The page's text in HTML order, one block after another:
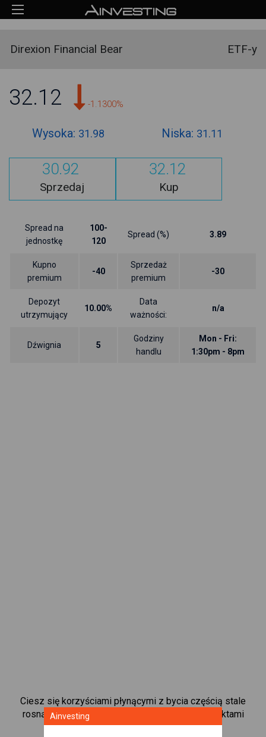
Direxion Financial Bear ETF-y
32.12 -1.1300%
Wysoka: 31.98 Niska: 31.11
30.92
Sprzedaj
32.12
Kup
Spread na
jednostkę
100-
120
Spread (%) 3.89
Kupno
premium
-40
Sprzedaż
premium
-30
Depozyt
utrzymujący
10.00%
Data
ważności:
n/a
Dźwignia 5
Godziny
handlu
Mon - Fri:
1:30pm - 8pm
Ciesz się korzyściami płynącymi z bycia częścią stale
rosnącej społeczności online, handlującej kontraktami
CFD na rynku Forex.
Ainvesting